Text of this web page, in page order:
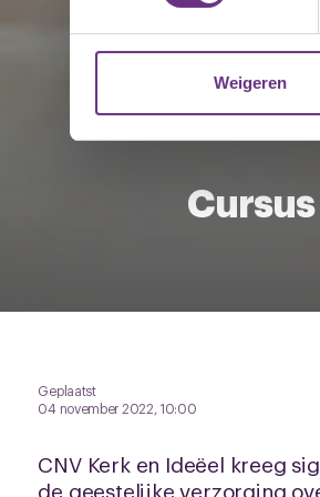
websiteverkeer te
media, adverteren en
Weigeren
Geplaatst
04 november 2022, 10:00
CNV Kerk en Ideëel kreeg
de geestelijke verzorging